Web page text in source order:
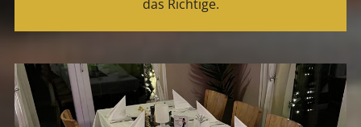
das Richtige.